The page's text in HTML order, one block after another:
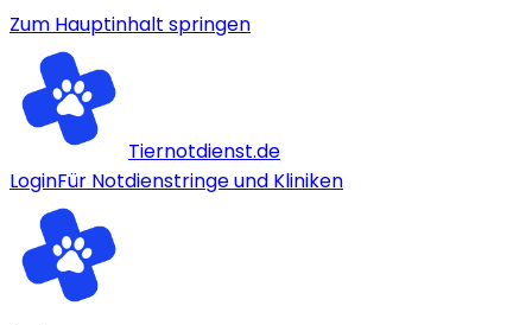
Zum Hauptinhalt springen
Tiernotdienst.de
LoginFür Notdienstringe und Kliniken